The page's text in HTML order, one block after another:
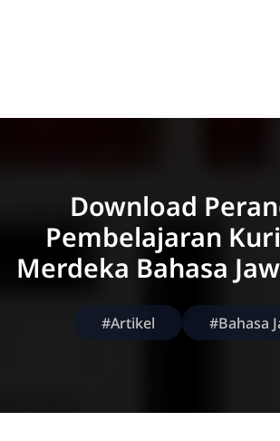
Download
Pembelajaran
Merdeka Bahasa
#Artikel #Bahasa